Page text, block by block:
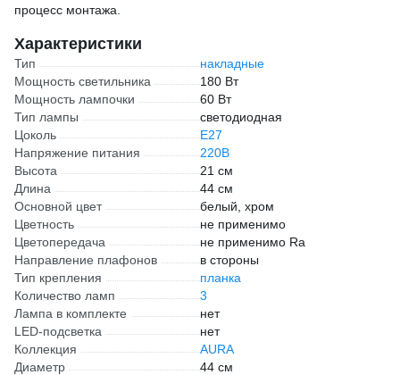
процесс монтажа.
Характеристики
Тип
накладные
Мощность светильника
180 Вт
Мощность лампочки
60 Вт
Тип лампы
светодиодная
Цоколь
E27
Напряжение питания
220В
Высота
21 см
Длина
44 см
Основной цвет
белый, хром
Цветность
не применимо
Цветопередача
не применимо Ra
Направление плафонов
в стороны
Тип крепления
планка
Количество ламп
3
Лампа в комплекте
нет
LED-подсветка
нет
Коллекция
AURA
Диаметр
44 см